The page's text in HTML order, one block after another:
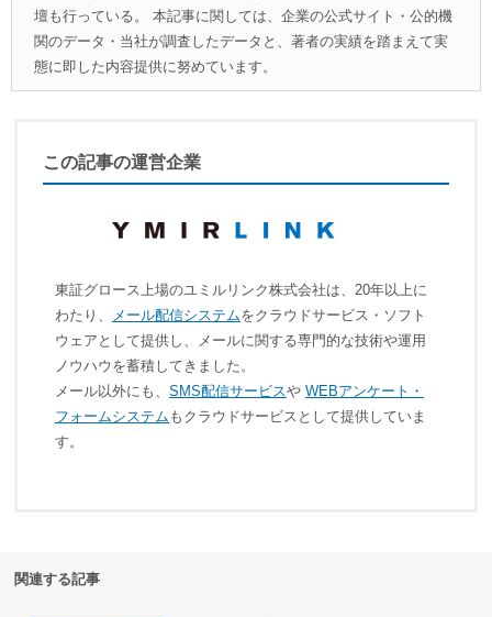
壇も行っている。 本記事に関しては、企業の公式サイト・公的機
関のデータ・当社が調査したデータと、著者の実績を踏まえて実
態に即した内容提供に努めています。
この記事の運営企業
東証グロース上場のユミルリンク株式会社は、20年以上に
わたり、
メール配信システムをクラウドサービス・ソフト
ウェアとして提供し、メールに関する専門的な技術や運用
ノウハウを蓄積してきました。
メール以外にも、 SMS配信サービスや WEBアンケート・
フォームシステム もクラウドサービスとして提供していま
す。
関連する記事